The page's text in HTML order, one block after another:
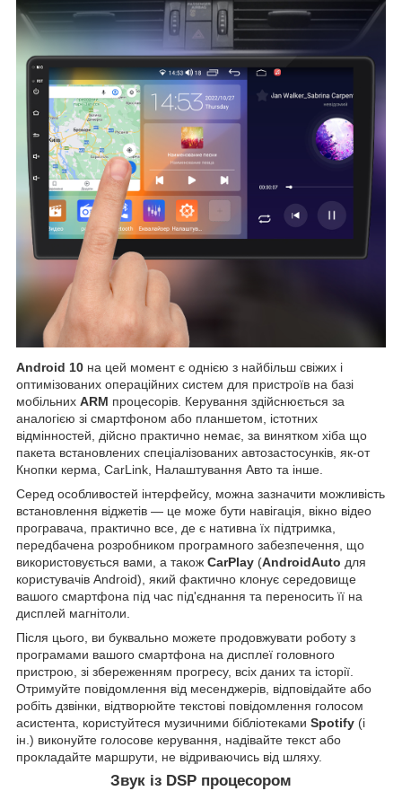
Android 10 на цей момент є однією з найбільш свіжих і
оптимізованих операційних систем для пристроїв на базі
мобільних ARM процесорів. Керування здійснюється за
аналогією зі смартфоном або планшетом, істотних
відмінностей, дійсно практично немає, за винятком хіба що
пакета встановлених спеціалізованих автозастосунків, як-от
Кнопки керма, CarLink, Налаштування Авто та інше.
Серед особливостей інтерфейсу, можна зазначити можливість
встановлення віджетів — це може бути навігація, вікно відео
програвача, практично все, де є нативна їх підтримка,
передбачена розробником програмного забезпечення, що
використовується вами, а також CarPlay (AndroidAuto для
користувачів Android), який фактично клонує середовище
вашого смартфона під час під'єднання та переносить її на
дисплей магнітоли.
Після цього, ви буквально можете продовжувати роботу з
програмами вашого смартфона на дисплеї головного
пристрою, зі збереженням прогресу, всіх даних та історії.
Отримуйте повідомлення від месенджерів, відповідайте або
робіть дзвінки, відтворюйте текстові повідомлення голосом
асистента, користуйтеся музичними бібліотеками Spotify (і
ін.) виконуйте голосове керування, надівайте текст або
прокладайте маршрути, не відриваючись від шляху.
Звук із DSP процесором